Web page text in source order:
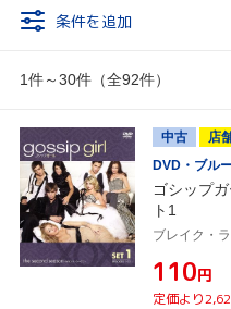
条件を追加
1件～30件（全92件）
中古
店
DVD・ブル
ゴシップ
ト1
¥110円
定価より